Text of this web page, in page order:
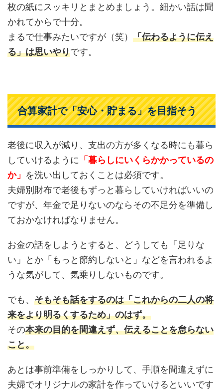
枚の紙にスッキリとまとめましょう。細かい話は聞
かれてからで十分。
まるで仕事みたいですが（笑） 「伝わるように伝え
る」は思いやりです。
合算家計で「安心・貯まる」を目指そう
老後に収入が減り、支出の方が多くなる時にも暮ら
していけるように 「暮らしにいくらかかっているの
か」 を洗い出しておくことは必須です。
夫婦別財布で老後もずっと暮らしていければいいの
ですが、年金で足りないのならその不足分を準備し
ておかなければなりません。
お金の話をしようとすると、どうしても「足りな
い」とか「もっと節約しないと」などを言われるよ
うな気がして、気乗りしないものです。
でも、 そもそも話をするのは「これからの二人の将
来をより明るくするため」のはず。
その本来の目的を間違えず、伝えることを怠らない
こと。
あとは事前準備をしっかりして、手順を間違えずに
夫婦でオリジナルの家計を作っていけるといいです